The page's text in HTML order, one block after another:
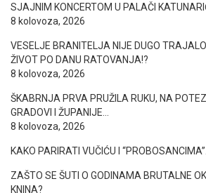
SJAJNIM KONCERTOM U PALAČI
8 kolovoza, 2026
VESELJE BRANITELJA NIJE DUGO
ŽIVOT PO DANU RATOVANJA!?
8 kolovoza, 2026
ŠKABRNJA PRVA PRUŽILA RUKU, NA
GRADOVI I ŽUPANIJE…
8 kolovoza, 2026
KAKO PARIRATI VUČIĆU I “PROBOSANCIMA”…
ZAŠTO SE ŠUTI O GODINAMA BRUTALNE
KNINA?